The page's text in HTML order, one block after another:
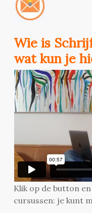
Wie is
wat kun je
Klik op de button
cursussen: je kunt